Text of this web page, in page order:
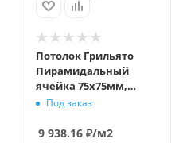
Потолок Грильято
Пирамидальный
ячейка 75х75мм,
металлик матовый,
ширина 10 мм
Под заказ
9 938.16 ₽/м2